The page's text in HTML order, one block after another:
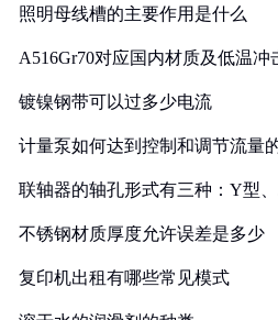
照明母线槽的主要作用是什么
A516Gr70对应国内材质及低温冲
镀镍钢带可以过多少电流
计量泵如何达到控制和调节流量
联轴器的轴孔形式有三种：Y型
不锈钢材质厚度允许误差是多少
复印机出租有哪些常见模式